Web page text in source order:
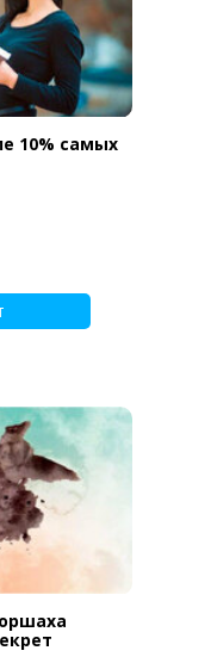
10% самых